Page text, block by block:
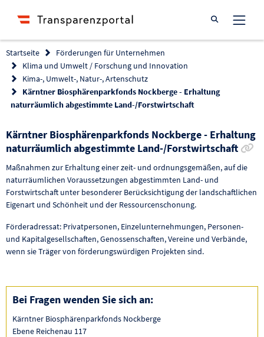
Suche öffnen
Startseite
Förderungen für Unternehmen
Klima und Umwelt / Forschung und Innovation
Kima-, Umwelt-, Natur-, Artenschutz
Kärntner Biosphärenparkfonds Nockberge - Erhaltung
naturräumlich abgestimmte Land-/Forstwirtschaft
Kärntner Biosphärenparkfonds Nockberge - Erhaltung
naturräumlich abgestimmte Land-/Forstwirtschaft
Maßnahmen zur Erhaltung einer zeit- und ordnungsgemäßen, auf die
naturräumlichen Voraussetzungen abgestimmten Land- und
Forstwirtschaft unter besonderer Berücksichtigung der landschaftlichen
Eigenart und Schönheit und der Ressourcenschonung.
Förderadressat: Privatpersonen, Einzelunternehmungen, Personen-
und Kapitalgesellschaften, Genossenschaften, Vereine und Verbände,
wenn sie Träger von förderungswürdigen Projekten sind.
Bei Fragen wenden Sie sich an:
Kärntner Biosphärenparkfonds Nockberge
Ebene Reichenau 117